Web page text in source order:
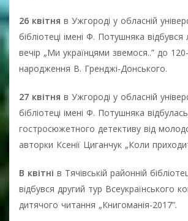
26 квітня в Ужгороді у обласній
бібліотеці імені Ф. Потушняка відбувся
вечір „Ми українцями звемося..” до
народження В. Гренджі-Донського.
27 квітня в Ужгороді у обласній
бібліотеці імені Ф. Потушняка
гостросюжетного детективу від
авторки Ксенії Циганчук „Коли
В квітні в Тячівській районній
відбувся другий тур Всеукраїнського
дитячого читання „Книгоманія-2017”.